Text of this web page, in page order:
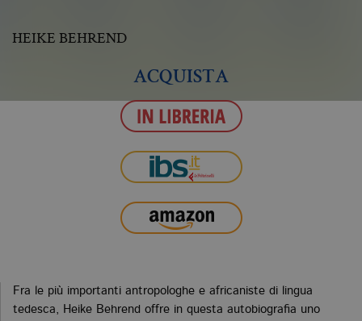
HEIKE BEHREND
ACQUISTA
Fra le più importanti antropologhe e africaniste di lingua
tedesca, Heike Behrend offre in questa autobiografia uno